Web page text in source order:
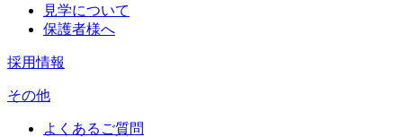
見学について
保護者様へ
採用情報
その他
よくあるご質問